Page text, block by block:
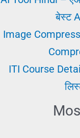
बेस्ट
Image
ITI Course